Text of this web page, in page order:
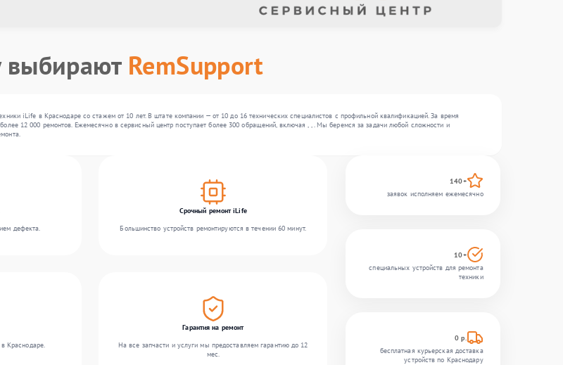
выбирают RemSupport
iLife в Краснодаре со стажем от 10 лет. В штате компании — от 10 до 16 технических специалистов с профильной квалификацией. За время
12 000 ремонтов. Ежемесячно в сервисный центр поступает более 300 обращений, включая , , . Мы беремся за задачи любой сложности и
дефекта.
Срочный ремонт iLife
Большинство устройств ремонтируются в течении 60 минут.
Краснодаре.
Гарантия на ремонт
На все запчасти и услуги мы предоставляем гарантию до 12
мес.
140+
заявок исполняем ежемесячно
10+
специальных устройств для ремонта
техники
0 р.
бесплатная курьерская доставка
устройств по Краснодару